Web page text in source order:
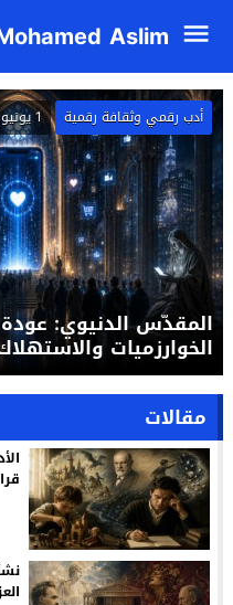
Aslim
المقدّس الدنيوي:
الخوارزميات
أدب رقمي وثقافة رقمية 1 يونيو 2026
مقالات